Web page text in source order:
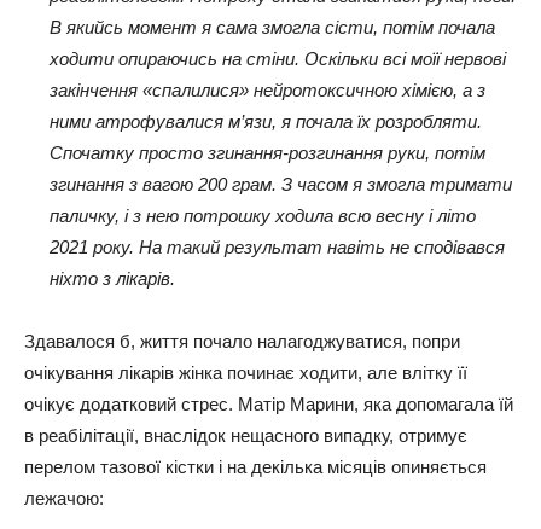
В якийсь момент я сама змогла сісти, потім почала
ходити опираючись на стіни. Оскільки всі моїї нервові
закінчення «спалилися» нейротоксичною хімією, а з
ними атрофувалися м’язи, я почала їх розробляти.
Спочатку просто згинання-розгинання руки, потім
згинання з вагою 200 грам. З часом я змогла тримати
паличку, і з нею потрошку ходила всю весну і літо
2021 року. На такий результат навіть не сподівався
ніхто з лікарів.
Здавалося б, життя почало налагоджуватися, попри
очікування лікарів жінка починає ходити, але влітку її
очікує додатковий стрес. Матір Марини, яка допомагала їй
в реабілітації, внаслідок нещасного випадку, отримує
перелом тазової кістки і на декілька місяців опиняється
лежачою: